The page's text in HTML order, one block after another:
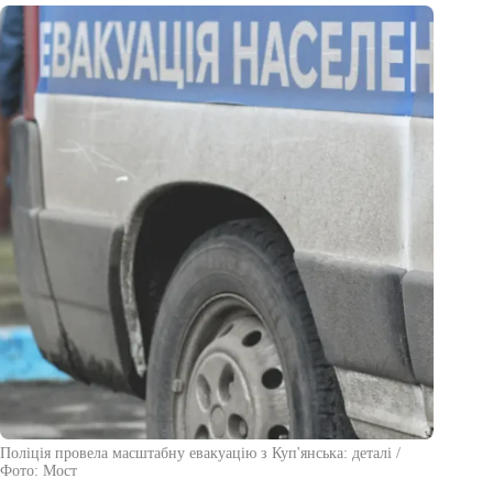
Поліція провела масштабну евакуацію з Куп'янська: деталі /
Фото: Мост